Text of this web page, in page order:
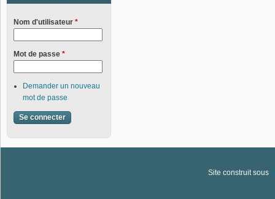
Nom d'utilisateur *
Mot de passe *
Demander un nouveau
mot de passe
Site construit sous